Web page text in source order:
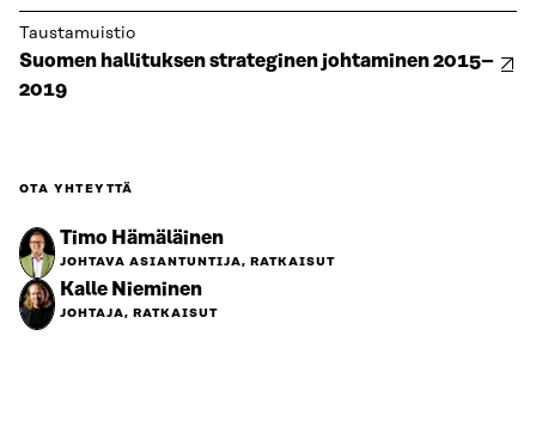
Taustamuistio
Suomen hallituksen strateginen johtaminen 2015–
2019
OTA YHTEYTTÄ
Timo Hämäläinen
JOHTAVA ASIANTUNTIJA, RATKAISUT
Kalle Nieminen
JOHTAJA, RATKAISUT